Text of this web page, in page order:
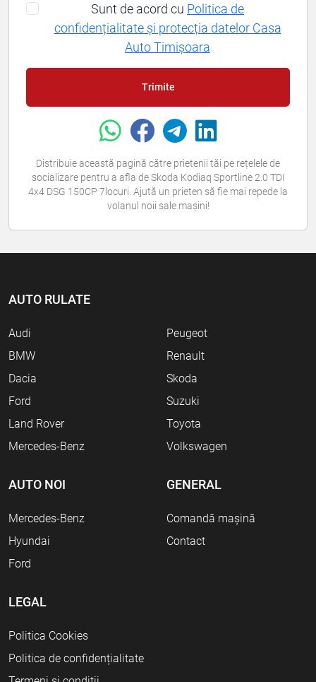
Sunt de acord cu Politica de
confidențialitate și protecția datelor Casa
Auto Timișoara
Trimite
Distribuie această pagină către prietenii tăi pe rețelele de
socializare pentru a afla de Skoda Kodiaq Sportline 2.0 TDI
4x4 DSG 150CP 7locuri. Ajută un prieten să fie mai repede la
volanul noii sale mașini!
AUTO RULATE
Audi
BMW
Dacia
Ford
Land Rover
Mercedes-Benz
Peugeot
Renault
Skoda
Suzuki
Toyota
Volkswagen
AUTO NOI
Mercedes-Benz
Hyundai
Ford
GENERAL
Comandă mașină
Contact
LEGAL
Politica Cookies
Politica de confidențialitate